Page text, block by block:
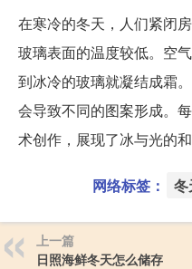
在寒冷的冬天，人们紧闭
玻璃表面的温度较低。空
到冰冷的玻璃就凝结成霜
会导致不同的图案形成。
术创作，展现了冰与光的和
网络标签： 冬
上一篇
日照海鲜冬天怎么储存